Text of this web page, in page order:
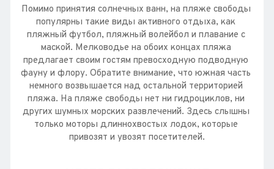
Помимо принятия солнечных ванн, на пляже свободы
популярны такие виды активного отдыха, как
пляжный футбол, пляжный волейбол и плавание с
маской. Мелководье на обоих концах пляжа
предлагает своим гостям превосходную подводную
фауну и флору. Обратите внимание, что южная часть
немного возвышается над остальной территорией
пляжа. На пляже свободы нет ни гидроциклов, ни
других шумных морских развлечений. Здесь слышны
только моторы длиннохвостых лодок, которые
привозят и увозят посетителей.